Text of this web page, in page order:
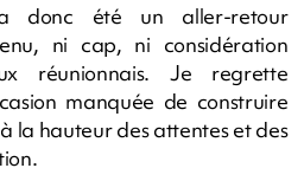
donc été un aller-retour
ni cap, ni considération
réunionnais. Je regrette
manquée de construire
la hauteur des attentes et des